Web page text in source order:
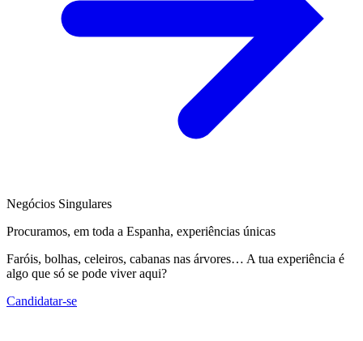
Negócios Singulares
Procuramos, em toda a Espanha, experiências únicas
Faróis, bolhas, celeiros, cabanas nas árvores… A tua experiência é
algo que só se pode viver aqui?
Candidatar-se